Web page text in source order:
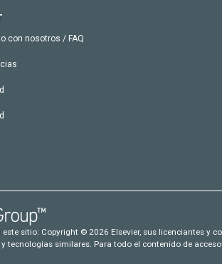
con nosotros / FAQ
sitio: Copyright © 2026 Elsevier, sus licenciantes y
tecnologías similares. Para todo el contenido de